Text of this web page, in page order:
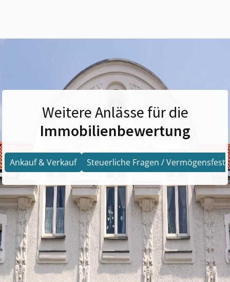
Weitere Anlässe für die
Immobilienbewertung
Ankauf & Verkauf Steuerliche Fragen /